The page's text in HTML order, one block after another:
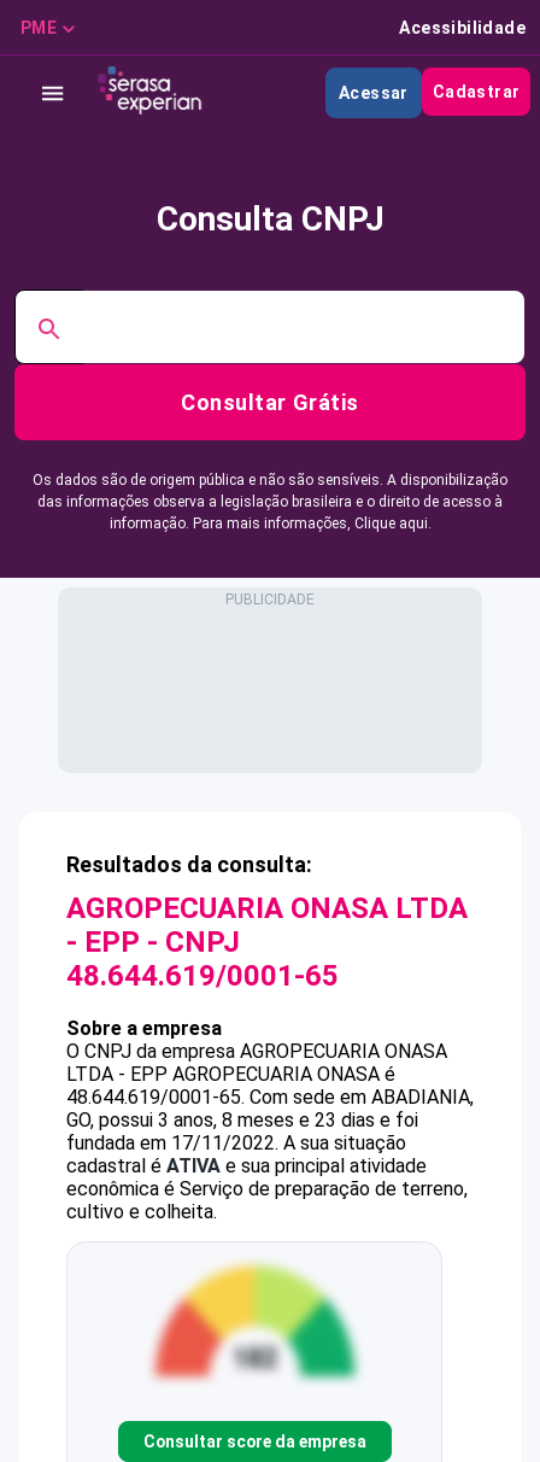
PME Acessibilidade
Acessar Cadastrar
Consulta CNPJ
Consultar Grátis
Os dados são de origem pública e não são sensíveis. A disponibilização
das informações observa a legislação brasileira e o direito de acesso à
informação. Para mais informações, Clique aqui.
Resultados da consulta:
AGROPECUARIA ONASA LTDA
- EPP - CNPJ
48.644.619/0001-65
Sobre a empresa
O CNPJ da empresa AGROPECUARIA ONASA
LTDA - EPP AGROPECUARIA ONASA é
48.644.619/0001-65. Com sede em ABADIANIA,
GO, possui 3 anos, 8 meses e 23 dias e foi
fundada em 17/11/2022. A sua situação
cadastral é ATIVA e sua principal atividade
econômica é Serviço de preparação de terreno,
cultivo e colheita.
Consultar score da empresa